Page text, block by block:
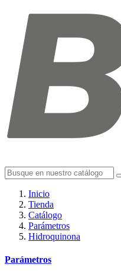
Inicio
Tienda
Catálogo
Parámetros
Hidroquinona
Parámetros